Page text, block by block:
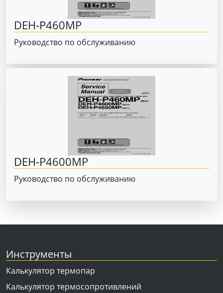
DEH-P460MP
Руководство по обслуживанию
DEH-P4600MP
Руководство по обслуживанию
Инструменты
Калькулятор термопар
Калькулятор термосопротивлений